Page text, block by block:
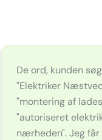
De ord, kunden
"Elektriker
"montering af
"autoriseret
nærheden". Jeg